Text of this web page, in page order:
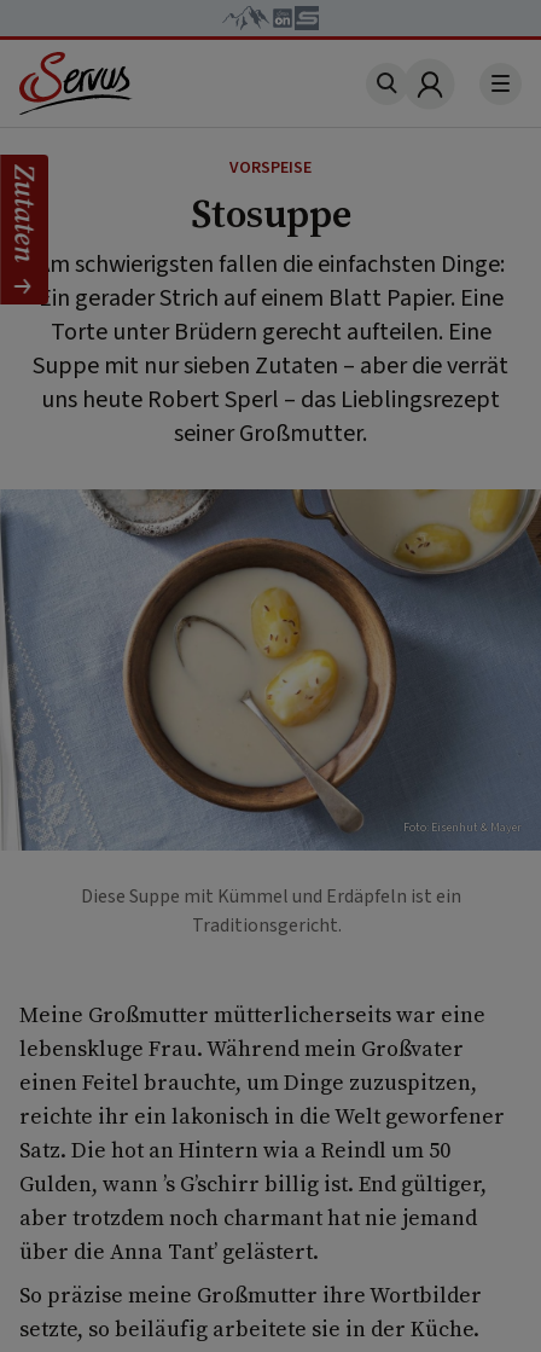
Account
VORSPEISE
Stosuppe
Am schwierigsten fallen die einfachsten Dinge:
Ein gerader Strich auf einem Blatt Papier. Eine
Torte unter Brüdern gerecht aufteilen. Eine
Suppe mit nur sieben Zutaten – aber die verrät
uns heute Robert Sperl – das Lieblingsrezept
seiner Großmutter.
Foto: Eisenhut & Mayer
Diese Suppe mit Kümmel und Erdäpfeln ist ein
Traditionsgericht.
Meine Großmutter mütterlicherseits war eine
lebenskluge Frau. Während mein Großvater
einen Feitel brauchte, um Dinge zuzuspitzen,
reichte ihr ein lakonisch in die Welt geworfener
Satz. Die hot an Hintern wia a Reindl um 50
Gulden, wann ’s G’schirr billig ist. End gültiger,
aber trotzdem noch charmant hat nie jemand
über die Anna Tant’ gelästert.
So präzise meine Großmutter ihre Wortbilder
setzte, so beiläufig arbeitete sie in der Küche.
Zutaten